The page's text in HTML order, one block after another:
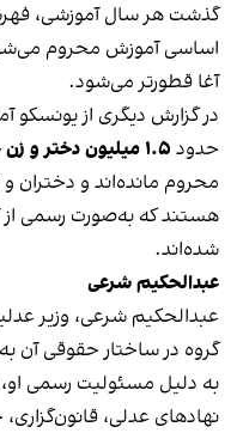
گذشت هر سال آموزشی،
اساسی آموزش محروم
آغا قطورتر می‌شود.
حدود ۱.۵ میلیون دختر و زن جوان
محروم مانده‌اند و دختران
هستند که به‌صورت رسمی
شده‌اند.
عبدالحکیم شرعی
عبدالحکیم شرعی، وزیر
گروه در ساختار حقوقی آن
به دلیل مسئولیت رسمی
نهادهای عدلی،